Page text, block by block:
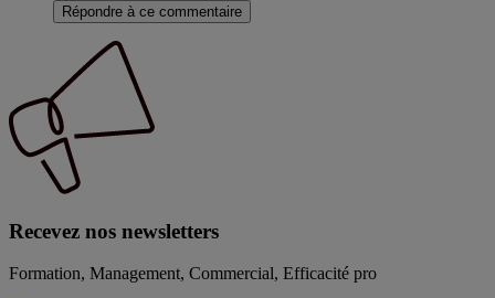
Répondre à ce commentaire
Recevez nos newsletters
Formation, Management, Commercial, Efficacité pro